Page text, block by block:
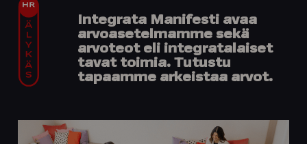
Integrata Manifesti avaa
arvoasetelmamme sekä
arvoteot eli integratalaiset
tavat toimia. Tutustu
tapaamme arkeistaa arvot.